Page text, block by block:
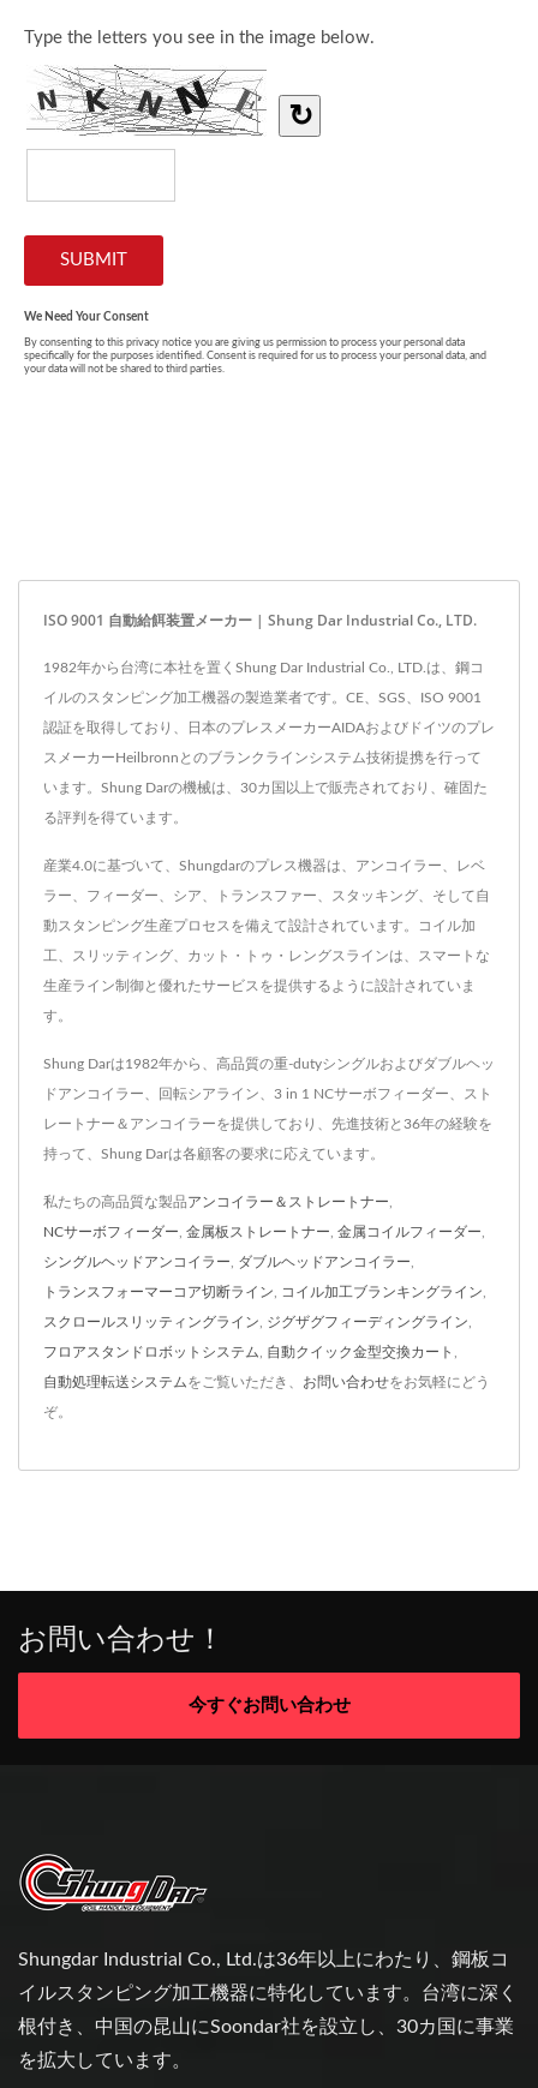
ISO 9001 自動給餌装置メーカー | Shung Dar Industrial Co., LTD.
1982年から台湾に本社を置くShung Dar Industrial Co., LTD.は、鋼コ
イルのスタンピング加工機器の製造業者です。CE、SGS、ISO 9001
認証を取得しており、日本のプレスメーカーAIDAおよびドイツのプレ
スメーカーHeilbronnとのブランクラインシステム技術提携を行って
います。Shung Darの機械は、30カ国以上で販売されており、確固た
る評判を得ています。
産業4.0に基づいて、Shungdarのプレス機器は、アンコイラー、レベ
ラー、フィーダー、シア、トランスファー、スタッキング、そして自
動スタンピング生産プロセスを備えて設計されています。コイル加
工、スリッティング、カット・トゥ・レングスラインは、スマートな
生産ライン制御と優れたサービスを提供するように設計されていま
す。
Shung Darは1982年から、高品質の重-dutyシングルおよびダブルヘッ
ドアンコイラー、回転シアライン、3 in 1 NCサーボフィーダー、スト
レートナー＆アンコイラーを提供しており、先進技術と36年の経験を
持って、Shung Darは各顧客の要求に応えています。
私たちの高品質な製品アンコイラー＆ストレートナー
NCサーボフィーダー 金属板ストレートナー 金属コイルフィーダー
シングルヘッドアンコイラー ダブルヘッドアンコイラー
トランスフォーマーコア切断ライン コイル加工ブランキングライン
スクロールスリッティングライン ジグザグフィーディングライン
フロアスタンドロボットシステム 自動クイック金型交換カート
自動処理転送システムをご覧いただき、 お問い合わせをお気軽にどう
ぞ。
お問い合わせ！
今すぐお問い合わせ
Shungdar Industrial Co., Ltd.は36年以上にわたり、鋼板コ
イルスタンピング加工機器に特化しています。台湾に深く
根付き、中国の昆山にSoondar社を設立し、30カ国に事業
を拡大しています。